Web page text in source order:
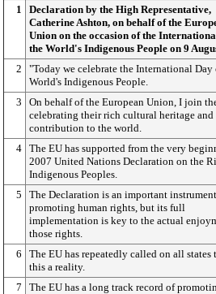
1
Declaration by the High Representative,
Catherine Ashton, on behalf of the
Union on the occasion of the
the World's Indigenous People on 9
2
"Today we celebrate the International Day
World's Indigenous People.
3
On behalf of the European Union, I join
celebrating their rich cultural heritage and
contribution to the world.
4 The EU has supported from the very
2007 United Nations Declaration on the
Indigenous Peoples.
5
The Declaration is an important
promoting human rights, but its full
implementation is key to the actual
those rights.
6
The EU has repeatedly called on all states
this a reality.
7
The EU has a long track record of